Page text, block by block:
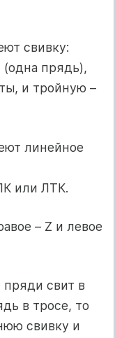
свивку:
прядь),
и тройную –
линейное
или ЛТК.
– Z и левое
пряди свит в
в тросе, то
свивку и